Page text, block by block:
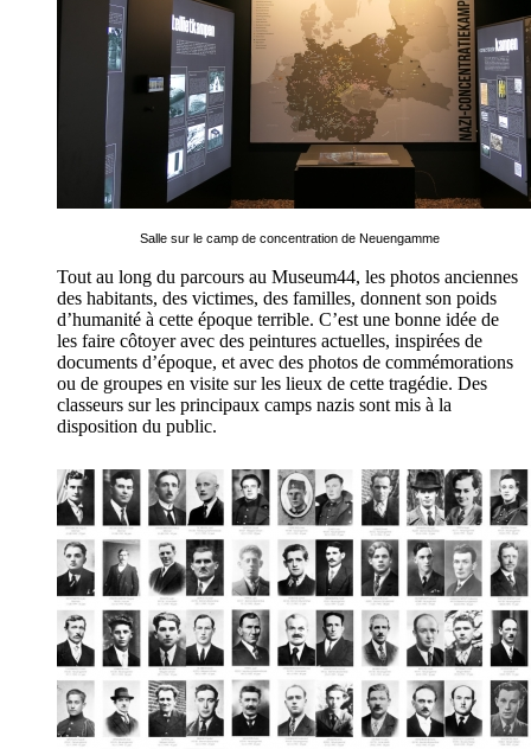
Salle sur le camp de concentration de Neuengamme
Tout au long du parcours au Museum44, les photos anciennes
des habitants, des victimes, des familles, donnent son poids
d’humanité à cette époque terrible. C’est une bonne idée de
les faire côtoyer avec des peintures actuelles, inspirées de
documents d’époque, et avec des photos de commémorations
ou de groupes en visite sur les lieux de cette tragédie. Des
classeurs sur les principaux camps nazis sont mis à la
disposition du public.